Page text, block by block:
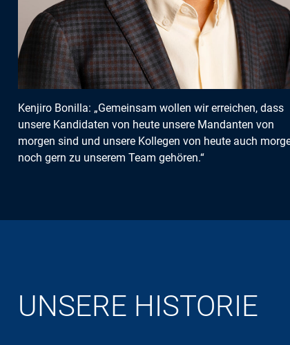
Kenjiro Bonilla: „Gemeinsam wollen wir erreichen, dass
unsere Kandidaten von heute unsere Mandanten von
morgen sind und unsere Kollegen von heute auch
noch gern zu unserem Team gehören.“
UNSERE HISTORIE